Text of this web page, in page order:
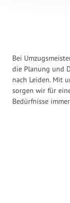
Bei
die Planung und
nach Leiden. Mit
sorgen wir für
Bedürfnisse